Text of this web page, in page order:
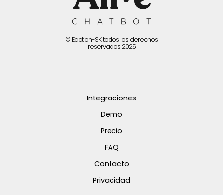
© Eaction-SK todos los derechos
reservados 2025
Integraciones
Demo
Precio
FAQ
Contacto
Privacidad